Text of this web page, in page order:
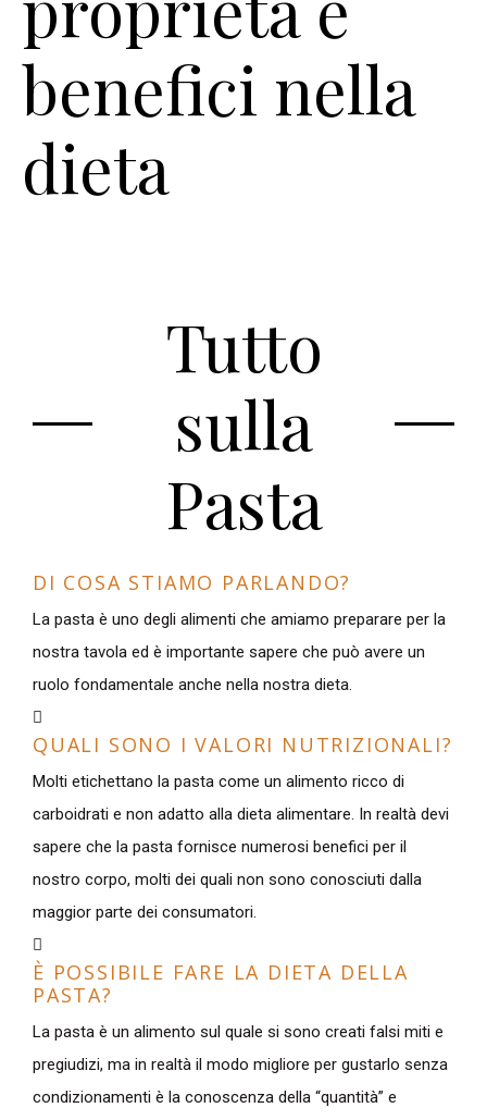
benefici nella
dieta
Tutto
sulla
Pasta
DI COSA STIAMO PARLANDO?
La pasta è uno degli alimenti che amiamo preparare per la
nostra tavola ed è importante sapere che può avere un
ruolo fondamentale anche nella nostra dieta.
QUALI SONO I VALORI NUTRIZIONALI?
Molti etichettano la pasta come un alimento ricco di
carboidrati e non adatto alla dieta alimentare. In realtà devi
sapere che la pasta fornisce numerosi benefici per il
nostro corpo, molti dei quali non sono conosciuti dalla
maggior parte dei consumatori.
È POSSIBILE FARE LA DIETA DELLA
PASTA?
La pasta è un alimento sul quale si sono creati falsi miti e
pregiudizi, ma in realtà il modo migliore per gustarlo senza
condizionamenti è la conoscenza della “quantità” e